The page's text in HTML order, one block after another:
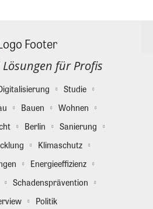
für Profis
Studie
Bauen
Wohnen
Berlin
Sanierung
Klimaschutz
Energieeffizienz
Schadensprävention
Politik